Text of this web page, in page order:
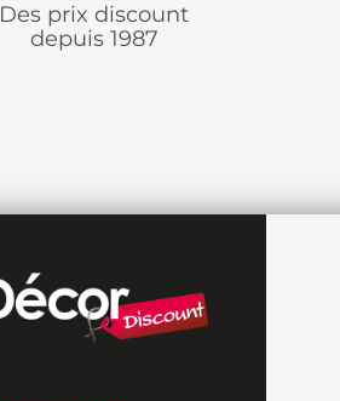
Des prix discount
depuis 1987